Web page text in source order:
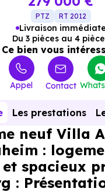
PTZ RT 2012
Livraison immédiate
Du 3 pièces au 4
Ce bien vous
Appel Contact
Les prestations
neuf Villa
:
spacieux
: